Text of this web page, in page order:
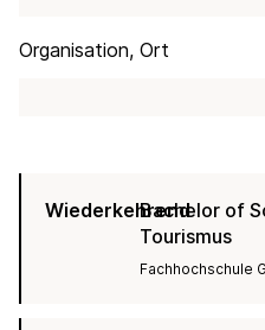
Organisation, Ort
WiederkehrendBachelor of
Tourismus
Fachhochschule